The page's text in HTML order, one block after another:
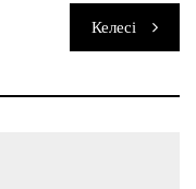
Келесі